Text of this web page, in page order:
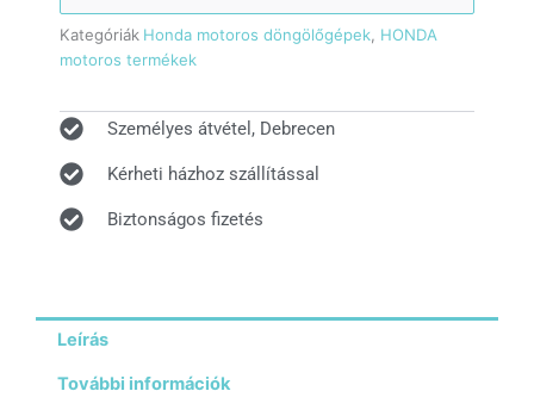
Kategóriák Honda motoros döngölőgépek HONDA
motoros termékek
Személyes átvétel, Debrecen
Kérheti házhoz szállítással
Biztonságos fizetés
Leírás
További információk